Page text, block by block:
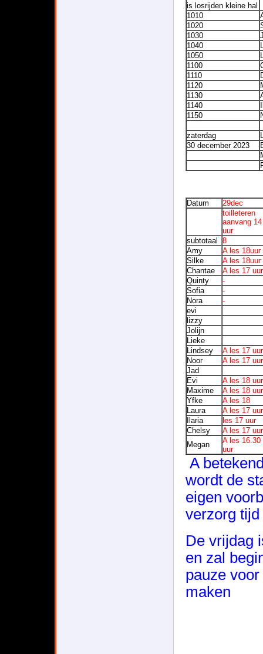
is losrijden kleine hal
1010
1020
1030
1040
1050
1100
1110
1120
1130
1140
1150
zaterdag
30 december 2023
Datum
29dec
toilleteren
aanvang 14
uur
subtotaal
8
Amy
A les 18uur
Silke
A les 18uur
Chantae
A les 17 uur
Quinty
-
Sofia
-
Nora
-
evi
lizzy
Jolijn
Lieke
Lindsey
A les 17 uur
Noor
A les 17
Jad
Evi
A les 18 uur
Maxime
A les 18 uur
Yfke
A les 18
Laura
A les 17 uur
Ilaria
les 17 uur
Chelsy
A les 17 uur
Megan
A les 16.30
uur
A
wordt de
eigen
verzorg
De vrijdag
en zal
pauze
maken